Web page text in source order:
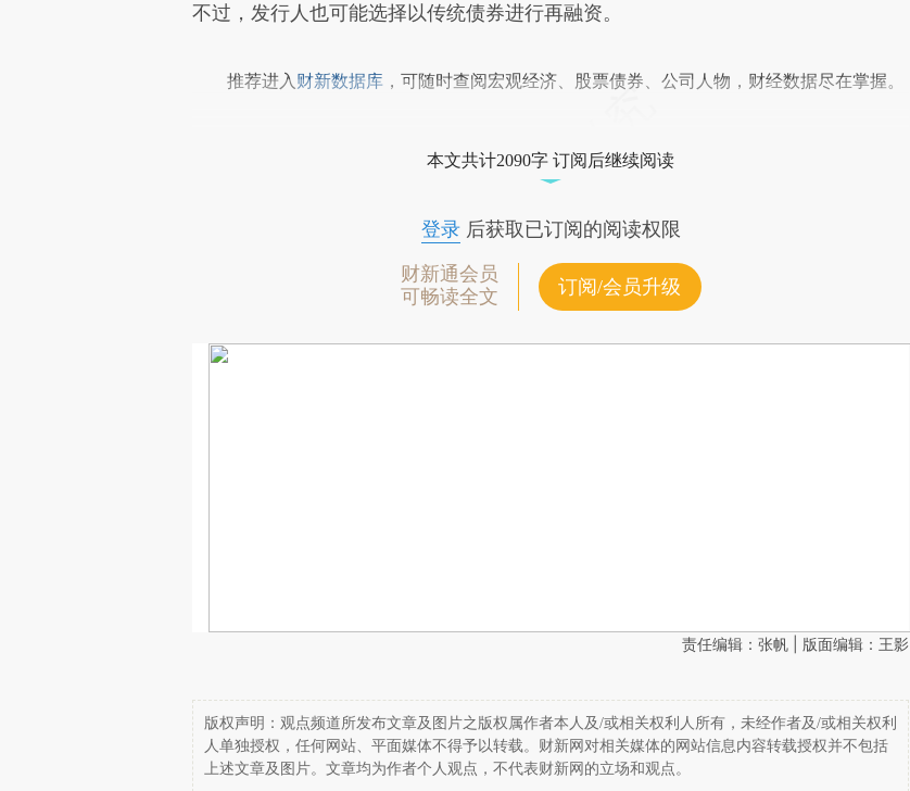
不过，发行人也可能选择以传统债券进行再融资。
推荐进入 财新数据库 ，可随时查阅宏观经济、股票债券、公司人物，财经数据尽在掌握。
本文共计2090字 订阅后继续阅读
登录后获取已订阅的阅读权限
财新通会员
可畅读全文
订阅/会员升级
责任编辑：张帆 | 版面编辑：王影
版权声明：观点频道所发布文章及图片之版权属作者本人及/或相关权利人所有，未经作者及/或相关权利
人单独授权，任何网站、平面媒体不得予以转载。财新网对相关媒体的网站信息内容转载授权并不包括
上述文章及图片。文章均为作者个人观点，不代表财新网的立场和观点。